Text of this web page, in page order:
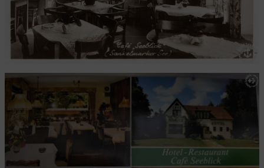
Die mühsame Suche nach dem Praktikumsplatz
Die einen hungern, die anderen nicht
Kennt Ihr noch Herrn Z.? Hier kommt Herr S.!
Mal eben ein Pad geschrottet
Frozen Gustav
Das ist ein Hocker!
Früh übt sich, wer Service lernen will
Da geht den Gästen ein Licht an